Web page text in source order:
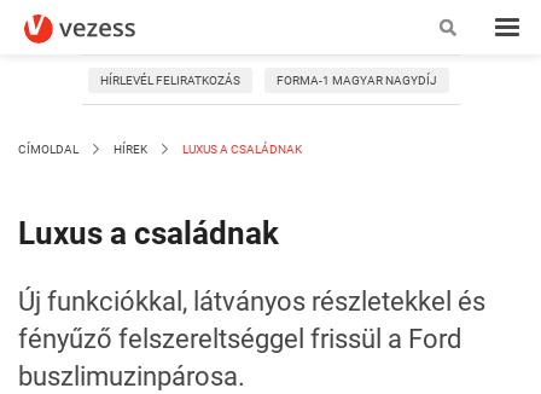
HÍRLEVÉL FELIRATKOZÁS FORMA-1 MAGYAR NAGYDÍJ
CÍMOLDAL HÍREK LUXUS A CSALÁDNAK
Luxus a családnak
Új funkciókkal, látványos részletekkel és
fényűző felszereltséggel frissül a Ford
buszlimuzinpárosa.